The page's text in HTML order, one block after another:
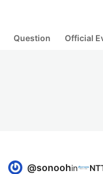
Question Official
@sonoohin